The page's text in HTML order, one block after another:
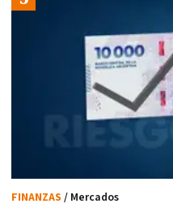
FINANZAS / Mercados